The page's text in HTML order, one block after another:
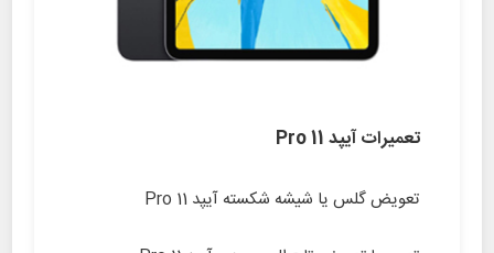
تعمیرات آیپد Pro 11
تعویض گلس یا شیشه شکسته آیپد Pro 11